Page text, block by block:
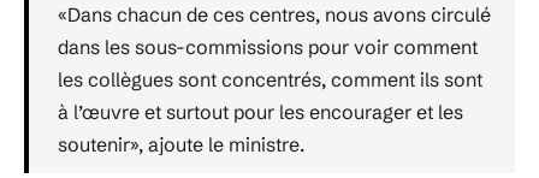
«Dans chacun de ces centres, nous avons circulé
dans les sous-commissions pour voir comment
les collègues sont concentrés, comment ils sont
à l’œuvre et surtout pour les encourager et les
soutenir», ajoute le ministre.